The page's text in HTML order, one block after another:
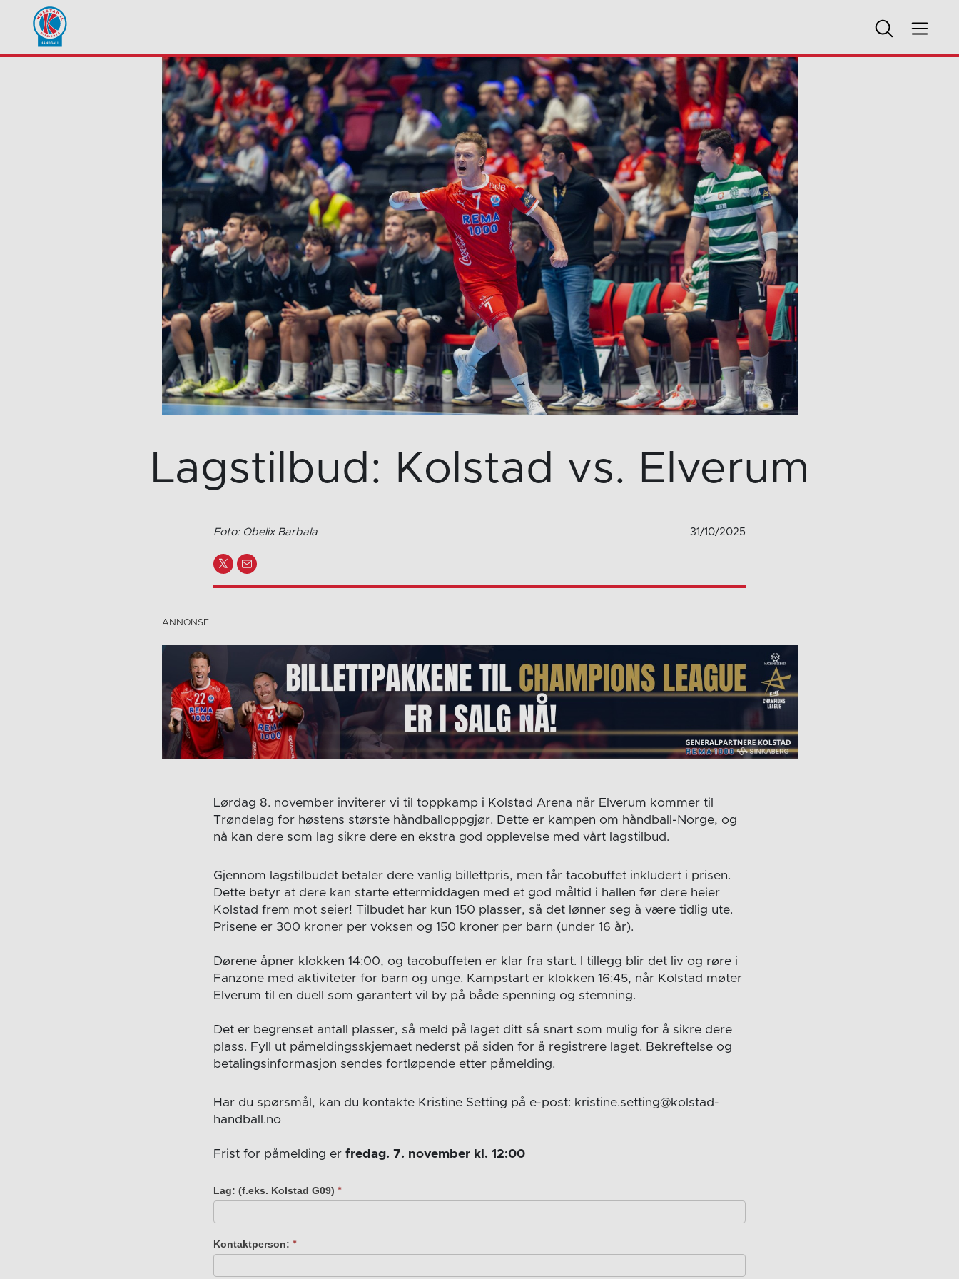
Lagstilbud: Kolstad vs. Elverum
Foto: Obelix Barbala 31/10/2025
Lørdag 8. november inviterer vi til toppkamp i Kolstad Arena når Elverum kommer til
Trøndelag for høstens største håndballoppgjør. Dette er kampen om håndball-Norge, og
nå kan dere som lag sikre dere en ekstra god opplevelse med vårt lagstilbud.
Gjennom lagstilbudet betaler dere vanlig billettpris, men får tacobuffet inkludert i prisen.
Dette betyr at dere kan starte ettermiddagen med et god måltid i hallen før dere heier
Kolstad frem mot seier! Tilbudet har kun 150 plasser, så det lønner seg å være tidlig ute.
Prisene er 300 kroner per voksen og 150 kroner per barn (under 16 år).
Dørene åpner klokken 14:00, og tacobuffeten er klar fra start. I tillegg blir det liv og røre i
Fanzone med aktiviteter for barn og unge. Kampstart er klokken 16:45, når Kolstad møter
Elverum til en duell som garantert vil by på både spenning og stemning.
Det er begrenset antall plasser, så meld på laget ditt så snart som mulig for å sikre dere
plass. Fyll ut påmeldingsskjemaet nederst på siden for å registrere laget. Bekreftelse og
betalingsinformasjon sendes fortløpende etter påmelding.
Har du spørsmål, kan du kontakte Kristine Setting på e-post: kristine.setting@kolstad-
handball.no
Frist for påmelding er fredag. 7. november kl. 12:00
Toppkampen:
Elverum
Lag: (f.eks. Kolstad G09) *
Kontaktperson: *